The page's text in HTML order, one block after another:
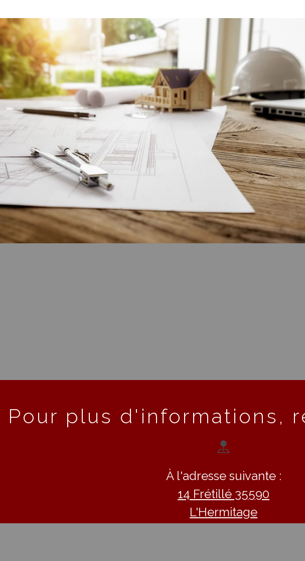
Pour plus d'informations,
À l'adresse suivante :
14 Frétillé 35590
L'Hermitage